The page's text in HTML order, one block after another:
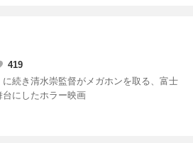
419
に続き清水崇監督がメガホンを取る、富士
台にしたホラー映画